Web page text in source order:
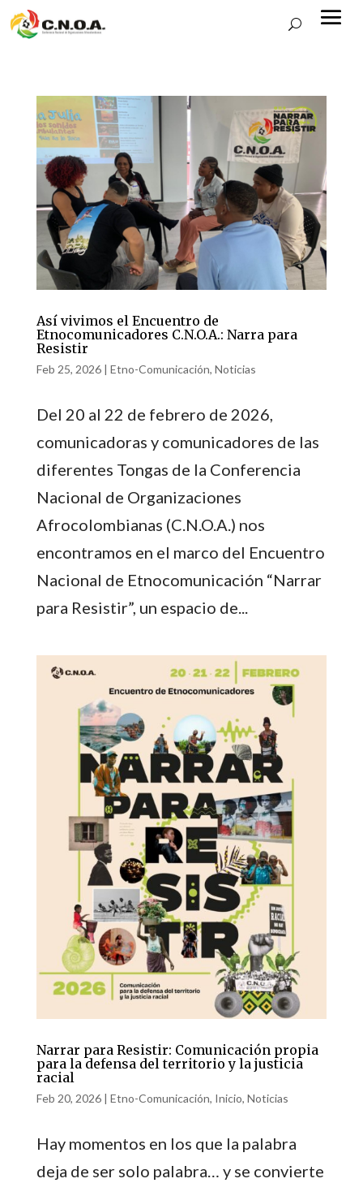
Así vivimos el Encuentro de
Etnocomunicadores C.N.O.A.: Narra para
Resistir
Feb 25, 2026| Etno-Comunicación, Noticias
Del 20 al 22 de febrero de 2026,
comunicadoras y comunicadores de las
diferentes Tongas de la Conferencia
Nacional de Organizaciones
Afrocolombianas (C.N.O.A.) nos
encontramos en el marco del Encuentro
Nacional de Etnocomunicación “Narrar
para Resistir”, un espacio de...
Narrar para Resistir: Comunicación propia
para la defensa del territorio y la justicia
racial
Feb 20, 2026| Etno-Comunicación, Inicio, Noticias
Hay momentos en los que la palabra
deja de ser solo palabra… y se convierte